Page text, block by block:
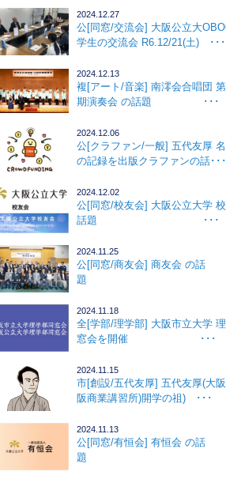
2024.12.27
公[同窓/交流会] 大阪公立大
学生の交流会 R6.12/21(土) ･･･
2024.12.13
複[アート/音楽] 南澪会合唱団
期演奏会 の話題 ･･･
2024.12.06
公[クラファン/一般] 五代友厚
の記録を出版クラファンの話･･･
2024.12.02
公[同窓/校友会] 大阪公立大学
話題 ･･･
2024.11.25
公[同窓/商友会] 商友会 の話
題 ･
2024.11.18
全[学部/理学部] 大阪市立大学
窓会を開催 ･･･
2024.11.15
市[創設/五代友厚] 五代友厚(大
阪商業講習所)開学の祖) ･･･
2024.11.13
公[同窓/有恒会] 有恒会 の話
題 ･